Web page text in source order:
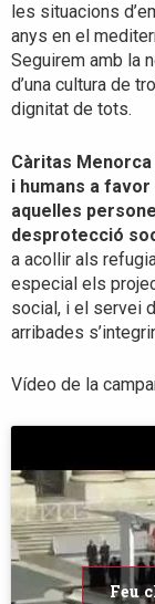
les situacions
anys en el
Seguirem amb la
d’una cultura de
dignitat de tots.
Càritas
i humans a
aquelles
desprotecció
a acollir als
especial els
social, i el servei
arribades
Vídeo de la
Feu